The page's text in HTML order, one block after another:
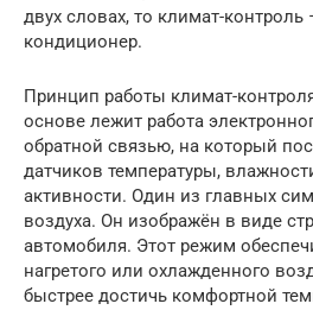
двух словах, то климат-контроль
кондиционер.
Принцип работы климат-
основе лежит работа
обратной связью, на который
датчиков температуры,
активности. Один из главных
воздуха. Он изображён в виде
автомобиля. Этот режим
нагретого или охлажденного
быстрее достичь комфортной